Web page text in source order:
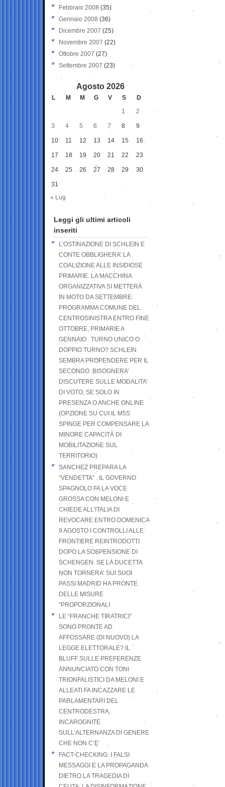
Febbraio 2008 (35)
Gennaio 2008 (36)
Dicembre 2007 (25)
Novembre 2007 (22)
Ottobre 2007 (27)
Settembre 2007 (23)
Agosto 2026
L M M G V S
D
1
2
3 4 5 6 7 8 9
10 11 12 13 14 15 16
17 18 19 20 21 22 23
24 25 26 27 28 29 30
31
« Lug
Leggi gli ultimi articoli
inseriti
L’OSTINAZIONE DI SCHLEIN E
CONTE OBBLIGHERA’ LA
COALIZIONE ALLE INSIDIOSE
PRIMARIE. LA MACCHINA
ORGANIZZATIVA SI METTERÀ
IN MOTO DA SETTEMBRE:
PROGRAMMA COMUNE DEL
CENTROSINISTRA ENTRO FINE
OTTOBRE, PRIMARIE A
GENNAIO . TURNO UNICO O
DOPPIO TURNO? SCHLEIN
SEMBRA PROPENDERE PER IL
SECONDO .BISOGNERA’
DISCUTERE SULLE MODALITA’
DI VOTO, SE SOLO IN
PRESENZA O ANCHE ONLINE
(OPZIONE SU CUI IL M5S
SPINGE PER COMPENSARE LA
MINORE CAPACITÀ DI
MOBILITAZIONE SUL
TERRITORIO)
SANCHEZ PREPARA LA
“VENDETTA” . IL GOVERNO
SPAGNOLO FA LA VOCE
GROSSA CON MELONI E
CHIEDE ALL’ITALIA DI
REVOCARE ENTRO DOMENICA
9 AGOSTO I CONTROLLI ALLE
FRONTIERE REINTRODOTTI
DOPO LA SOSPENSIONE DI
SCHENGEN. SE LA DUCETTA
NON TORNERA’ SUI SUOI
PASSI MADRID HA PRONTE
DELLE MISURE
“PROPORZIONALI
LE “FRANCHE TIRATRICI”
SONO PRONTE AD
AFFOSSARE (DI NUOVO) LA
LEGGE ELETTORALE? IL
BLUFF SULLE PREFERENZE
ANNUNCIATO CON TONI
TRIONFALISTICI DA MELONI E
ALLEATI FA INCAZZARE LE
PARLAMENTARI DEL
CENTRODESTRA,
INCAROGNITE
SULL’ALTERNANZA DI GENERE
CHE NON C’E’
FACT-CHECKING: I FALSI
MESSAGGI E LA PROPAGANDA
DIETRO LA TRAGEDIA DI